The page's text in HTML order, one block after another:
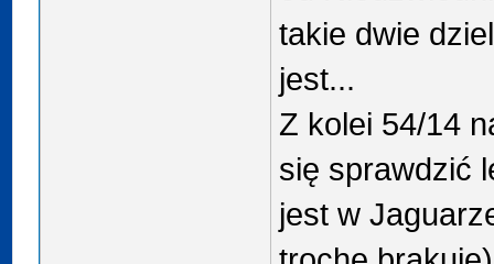
takie dwie
jest...
Z kolei 54/14
się sprawdzić
jest w